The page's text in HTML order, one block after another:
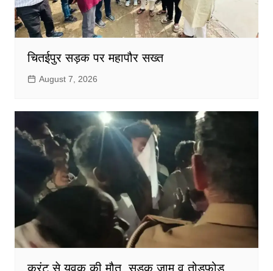
चितईपुर सड़क पर महापौर सख्त
August 7, 2026
करंट से युवक की मौत, सड़क जाम व तोड़फोड़